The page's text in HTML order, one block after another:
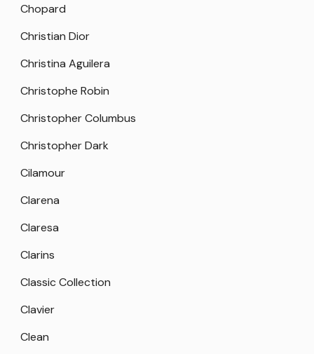
Chopard
Christian Dior
Christina Aguilera
Christophe Robin
Christopher Columbus
Christopher Dark
Cilamour
Clarena
Claresa
Clarins
Classic Collection
Clavier
Clean